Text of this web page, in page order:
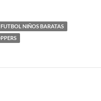
NIÑOS BARATAS